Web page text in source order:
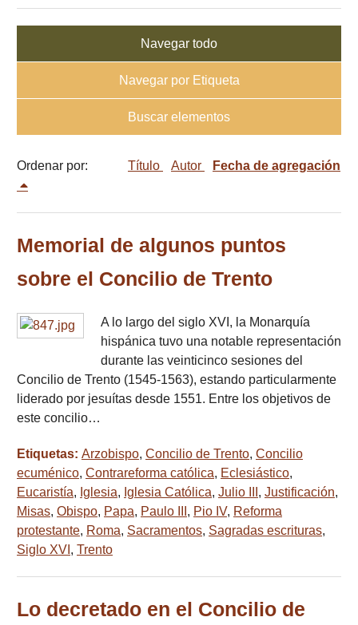
Navegar todo
Navegar por Etiqueta
Buscar elementos
Ordenar por: Título Autor Fecha de agregación
Memorial de algunos puntos
sobre el Concilio de Trento
A lo largo del siglo XVI, la Monarquía
hispánica tuvo una notable representación
durante las veinticinco sesiones del
Concilio de Trento (1545-1563), estando particularmente
liderado por jesuítas desde 1551. Entre los objetivos de
este concilio…
Etiquetas: Arzobispo, Concilio de Trento, Concilio
ecuménico, Contrareforma católica, Eclesiástico,
Eucaristía, Iglesia, Iglesia Católica, Julio III , Justificación,
Misas, Obispo, Papa, Paulo III , Pio IV, Reforma
protestante, Roma, Sacramentos, Sagradas escrituras,
Siglo XVI , Trento
Lo decretado en el Concilio de